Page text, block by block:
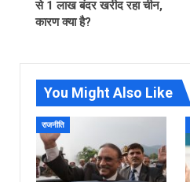
से 1 लाख बंदर खरीद रहा चीन,
कारण क्या है?
You Might Also Like
राजनीति